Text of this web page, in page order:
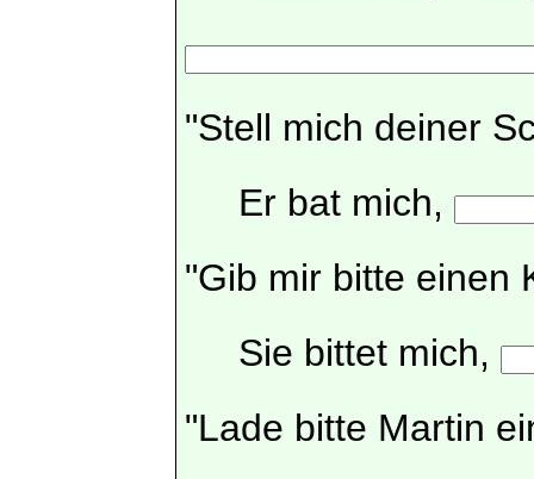
"Stell mich deiner
Er bat mich,
"Gib mir bitte einen
Sie bittet mich,
"Lade bitte Martin